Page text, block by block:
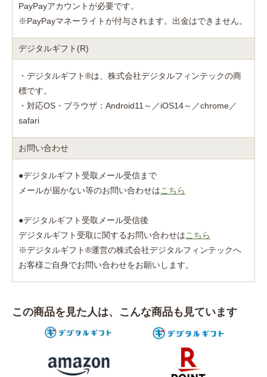
PayPayアカウントが必要です。
※PayPayマネーライトが付与されます。出金はできません。
デジタルギフト(R)
・デジタルギフト®は、株式会社デジタルフィンテックの商
標です。
・対応OS・ブラウザ：Android11～／iOS14～／chrome／
safari
お問い合わせ
●デジタルギフト受取メール受信まで
メールが届かない等のお問い合わせはこちら
●デジタルギフト受取メール受信後
デジタルギフト受取に関するお問い合わせはこちら
※デジタルギフト®運営の株式会社デジタルフィンテックへ
お客様ご自身でお問い合わせをお願いします。
この商品を見た人は、こんな商品も見ています